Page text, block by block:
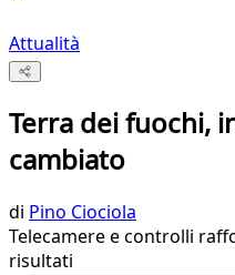
Attualità
Terra dei fuochi,
cambiato
di Pino Ciociola
Telecamere e controlli
risultati